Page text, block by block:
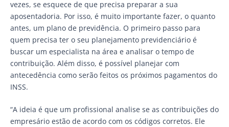
vezes, se esquece de que precisa preparar a sua
aposentadoria. Por isso, é muito importante fazer, o quanto
antes, um plano de previdência. O primeiro passo para
quem precisa ter o seu planejamento previdenciário é
buscar um especialista na área e analisar o tempo de
contribuição. Além disso, é possível planejar com
antecedência como serão feitos os próximos pagamentos do
INSS.
“A ideia é que um profissional analise se as contribuições do
empresário estão de acordo com os códigos corretos. Ele